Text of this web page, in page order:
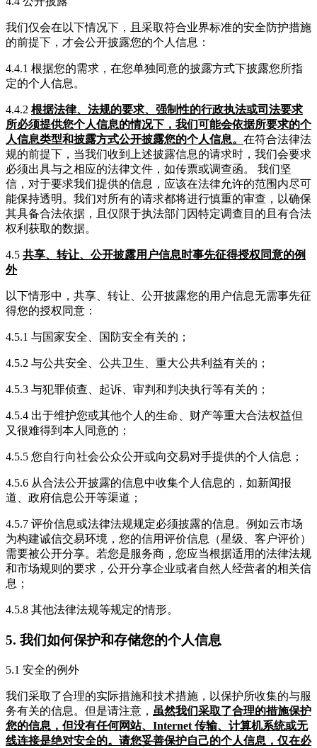
我们仅会在以下情况下，且采取符合业界标准的安全防护措施
的前提下，才会公开披露您的个人信息：
4.4.1 根据您的需求，在您单独同意的披露方式下披露您所指
定的个人信息。
4.4.2 根据法律、法规的要求、强制性的行政执法或司法要求
所必须提供您个人信息的情况下，我们可能会依据所要求的个
人信息类型和披露方式公开披露您的个人信息。 在符合法律法
规的前提下，当我们收到上述披露信息的请求时，我们会要求
必须出具与之相应的法律文件，如传票或调查函。 我们坚
信，对于要求我们提供的信息，应该在法律允许的范围内尽可
能保持透明。我们对所有的请求都将进行慎重的审查，以确保
其具备合法依据，且仅限于执法部门因特定调查目的且有合法
权利获取的数据。
4.5 共享、转让、公开披露用户信息时事先征得授权同意的例
外
以下情形中，共享、转让、公开披露您的用户信息无需事先征
得您的授权同意：
4.5.1 与国家安全、国防安全有关的；
4.5.2 与公共安全、公共卫生、重大公共利益有关的；
4.5.3 与犯罪侦查、起诉、审判和判决执行等有关的；
4.5.4 出于维护您或其他个人的生命、财产等重大合法权益但
又很难得到本人同意的；
4.5.5 您自行向社会公众公开或向交易对手提供的个人信息；
4.5.6 从合法公开披露的信息中收集个人信息的，如新闻报
道、政府信息公开等渠道；
4.5.7 评价信息或法律法规规定必须披露的信息。例如云市场
为构建诚信交易环境，您的信用评价信息（星级、客户评价）
需要被公开分享。若您是服务商，您应当根据适用的法律法规
和市场规则的要求，公开分享企业或者自然人经营者的相关信
息；
4.5.8 其他法律法规等规定的情形。
5. 我们如何保护和存储您的个人信息
5.1 安全的例外
我们采取了合理的实际措施和技术措施，以保护所收集的与服
务有关的信息。但是请注意， 虽然我们采取了合理的措施保护
您的信息，但没有任何网站、Internet 传输、计算机系统或无
线连接是绝对安全的。请您妥善保护自己的个人信息，仅在必